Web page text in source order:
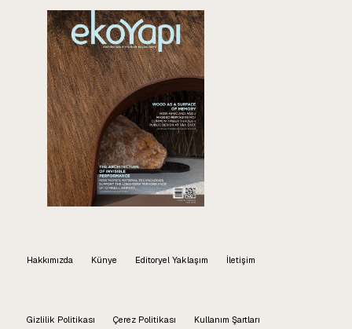
Hakkımızda Künye Editoryel Yaklaşım İletişim
Gizlilik Politikası Çerez Politikası Kullanım Şartları